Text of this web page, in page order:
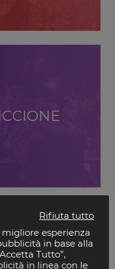
Rifiuta tutto
esperienza
in base alla
Tutto”,
in linea con le